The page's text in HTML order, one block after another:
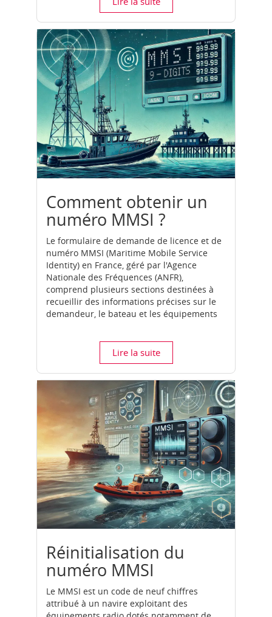
Comment obtenir un
numéro MMSI ?
Le formulaire de demande de licence et de
numéro MMSI (Maritime Mobile Service
Identity) en France, géré par l'Agence
Nationale des Fréquences (ANFR),
comprend plusieurs sections destinées à
recueillir des informations précises sur le
demandeur, le bateau et les équipements
Lire la suite
Réinitialisation du
numéro MMSI
Le MMSI est un code de neuf chiffres
attribué à un navire exploitant des